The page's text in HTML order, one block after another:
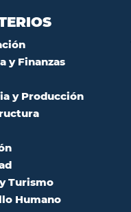
y Finanzas
y Producción
Turismo
Humano